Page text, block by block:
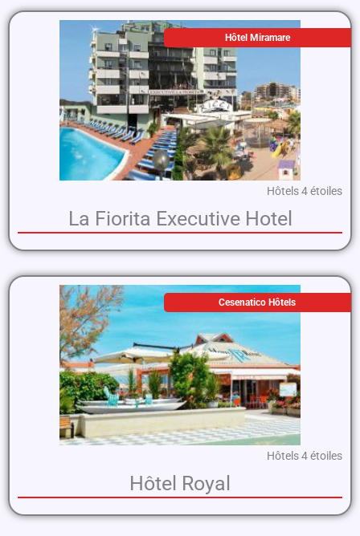
Hôtel Miramare
Hôtels 4 étoiles
La Fiorita Executive Hotel
Cesenatico Hôtels
Hôtels 4 étoiles
Hôtel Royal